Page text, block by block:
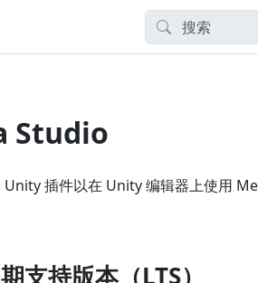
Studio
插件以在 Unity 编辑器上使用
持版本（LTS）